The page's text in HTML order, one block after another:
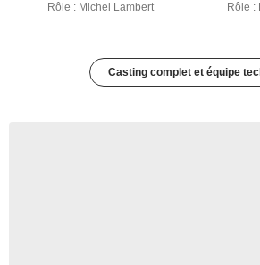
Rôle : Michel Lambert Rôle :
Casting complet et équipe